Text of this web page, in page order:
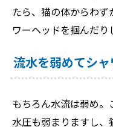
たら、猫の体からわ
ワーヘッドを掴んだり
流水を弱めてシ
もちろん水流は弱め
水圧も弱まりますし、